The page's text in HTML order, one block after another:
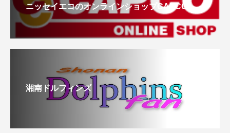
ニッセイエコのオンラインショップCAPCO
湘南ドルフィンズ